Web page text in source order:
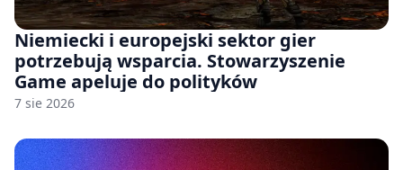
Niemiecki i europejski sektor gier
potrzebują wsparcia. Stowarzyszenie
Game apeluje do polityków
7 sie 2026